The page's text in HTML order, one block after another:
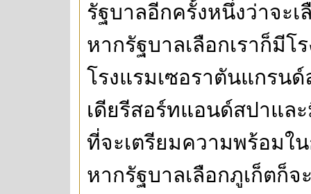
รัฐบาลอีกครั้งหนึ่งว่าจะ
หากรัฐบาลเลือกเราก็มี
โรงแรมเซอราตันแกรน
เดียรีสอร์ทแอนด์สปาแล
ที่จะเตรียมความพร้อมใ
หากรัฐบาลเลือกภูเก็ตก็